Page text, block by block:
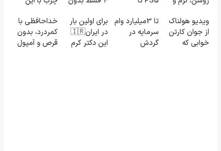
فرمولی
سبک(خرید با
تخفیف)
کوین 🔥
گیاهی
ویدیو هولناک
از جوان کارتن
خوابی که
تا 3میلیارد وام
سرمایه در
گردش
برای اولین بار
در ایران🇮🇷
این دکتر کرم
خداحافظی با
کمردرد، بدون
قرص و آمپول